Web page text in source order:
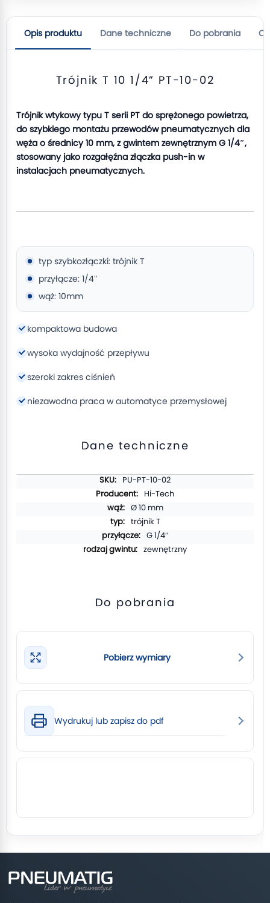
Opis produktu Dane techniczne Do pobrania
Trójnik T 10 1/4” PT-10-02
Trójnik wtykowy typu T serii PT do sprężonego powietrza,
do szybkiego montażu przewodów pneumatycznych dla
węża o średnicy 10 mm, z gwintem zewnętrznym G 1/4″,
stosowany jako rozgałęźna złączka push-in w
instalacjach pneumatycznych.
typ szybkozłączki: trójnik T
przyłącze: 1/4″
wąż: 10mm
kompaktowa budowa
wysoka wydajność przepływu
szeroki zakres ciśnień
niezawodna praca w automatyce przemysłowej
Dane techniczne
PU-PT-10-02
Hi-Tech
Ø 10 mm
trójnik T
G 1/4″
zewnętrzny
Do pobrania
Pobierz wymiary
Wydrukuj lub zapisz do pdf